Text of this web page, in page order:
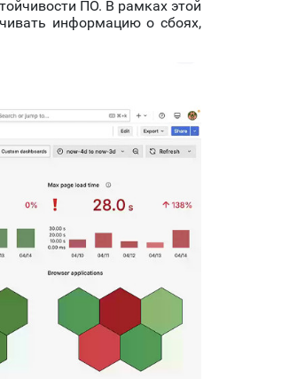
ПО. В рамках этой
информацию о сбоях,